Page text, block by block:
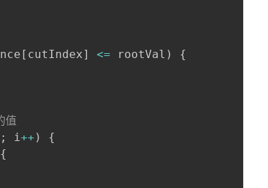
[ cutIndex] <= rootVal )
{
值
; i++ )
{
{